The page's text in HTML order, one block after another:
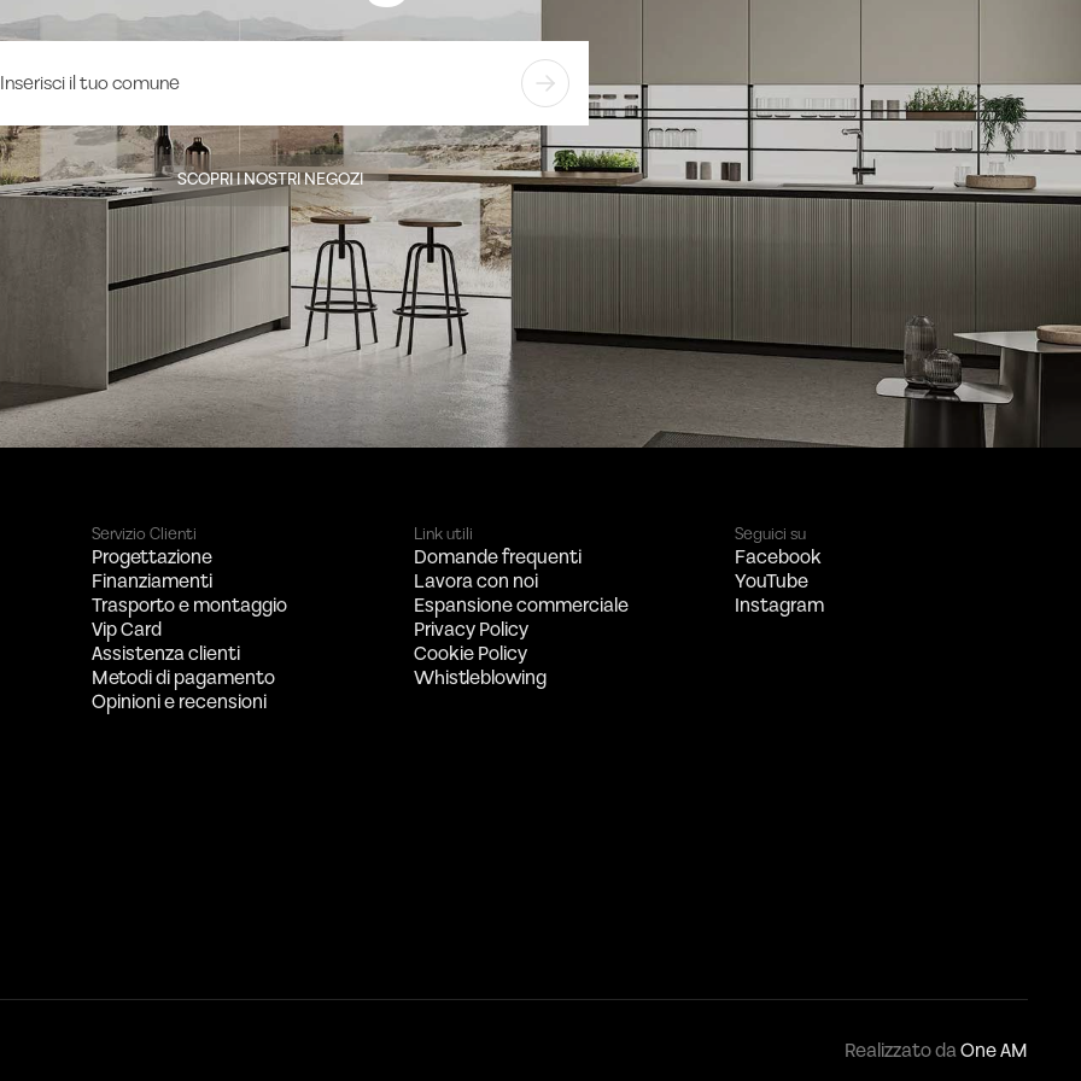
SCOPRI I NOSTRI NEGOZI
Servizio Clienti
Progettazione
Finanziamenti
Trasporto e montaggio
Vip Card
Assistenza clienti
Metodi di pagamento
Opinioni e recensioni
Link utili
Domande frequenti
Lavora con noi
Espansione commerciale
Privacy Policy
Cookie Policy
Whistleblowing
Seguici su
Facebook
YouTube
Instagram
Realizzato daOne AM